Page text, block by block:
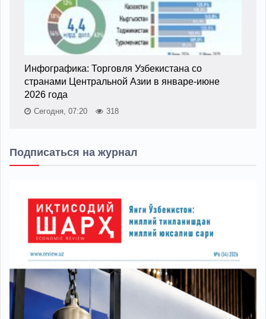
Инфографика: Торговля Узбекистана со
странами Центральной Азии в январе-июне
2026 года
Сегодня, 07:20 318
Подписаться на журнал